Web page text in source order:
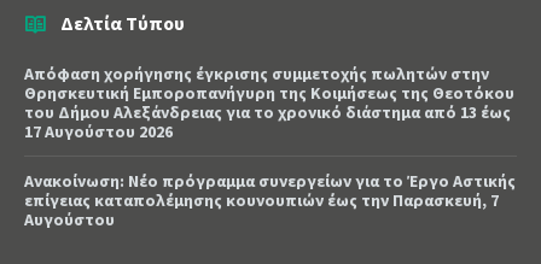
Δελτία Τύπου
Απόφαση χορήγησης έγκρισης συμμετοχής πωλητών στην
Θρησκευτική Εμποροπανήγυρη της Κοιμήσεως της Θεοτόκου
του Δήμου Αλεξάνδρειας για το χρονικό διάστημα από 13 έως
17 Αυγούστου 2026
Ανακοίνωση: Νέο πρόγραμμα συνεργείων για το Έργο Αστικής
επίγειας καταπολέμησης κουνουπιών έως την Παρασκευή, 7
Αυγούστου